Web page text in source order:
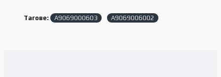
Тагове: A9069000603 A9069006002